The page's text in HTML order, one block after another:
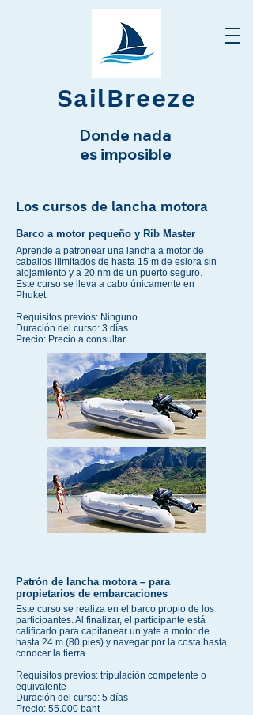
SailBreeze
Donde nada
es imposible
Los cursos de lancha motora
Barco a motor pequeño y Rib Master
Aprende a patronear una lancha a motor de
caballos ilimitados de hasta 15 m de eslora sin
alojamiento y a 20 nm de un puerto seguro.
Este curso se lleva a cabo únicamente en
Phuket.
Requisitos previos: Ninguno
Duración del curso: 3 días
Precio: Precio a consultar
Patrón de lancha motora – para
propietarios de embarcaciones
Este curso se realiza en el barco propio de los
participantes. Al finalizar, el participante está
calificado para capitanear un yate a motor de
hasta 24 m (80 pies) y navegar por la costa hasta
conocer la tierra.
Requisitos previos: tripulación competente o
equivalente
Duración del curso: 5 días
Precio: 55.000 baht